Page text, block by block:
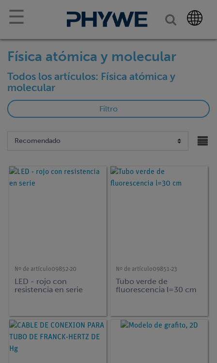
☰
Física atómica y molecular
Todos los artículos: Física atómica y
molecular
Filtro
Nº de artículo09852-20
LED - rojo con
resistencia en serie
Nº de artículo09851-23
Tubo verde de
fluorescencia l=30 cm